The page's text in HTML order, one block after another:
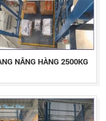
NÂNG HÀNG 2500KG